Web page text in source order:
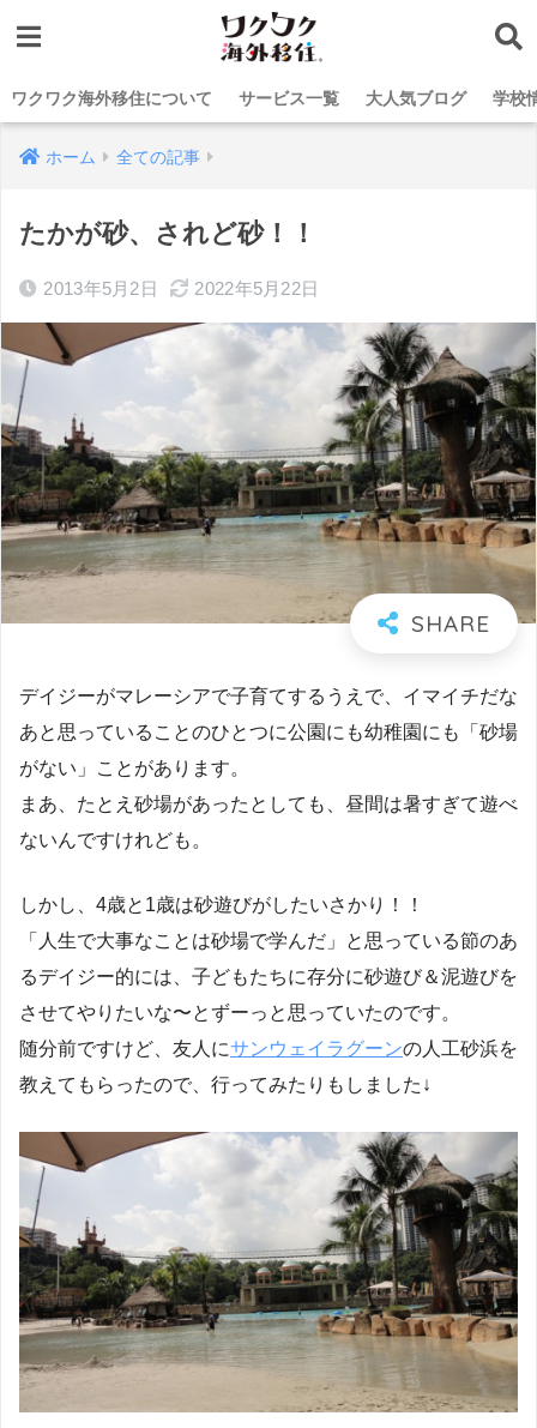
ワクワク海外移住について サービス一覧 大人気ブログ 学校
ホーム 全ての記事
たかが砂、されど砂！！
2013年5月2日 2022年5月22日
デイジーがマレーシアで子育てするうえで、イマイチだな
あと思っていることのひとつに公園にも幼稚園にも「砂場
がない」ことがあります。
まあ、たとえ砂場があったとしても、昼間は暑すぎて遊べ
ないんですけれども。
しかし、4歳と1歳は砂遊びがしたいさかり！！
「人生で大事なことは砂場で学んだ」と思っている節のあ
るデイジー的には、子どもたちに存分に砂遊び＆泥遊びを
させてやりたいな〜とずーっと思っていたのです。
随分前ですけど、友人にサンウェイラグーンの人工砂浜を
教えてもらったので、行ってみたりもしました↓